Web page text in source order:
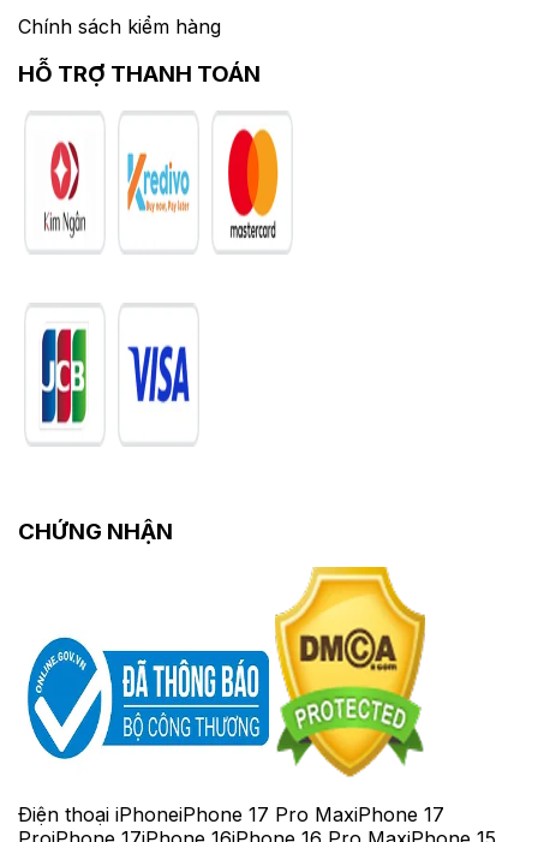
Chính sách kiểm hàng
HỖ TRỢ THANH TOÁN
CHỨNG NHẬN
Điện thoại iPhoneiPhone 17 Pro MaxiPhone 17